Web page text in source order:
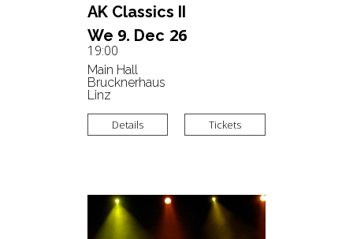
We 9. Dec 26
19:00
Main Hall
Brucknerhaus
Linz
AK Clas­sics II
Details Tickets